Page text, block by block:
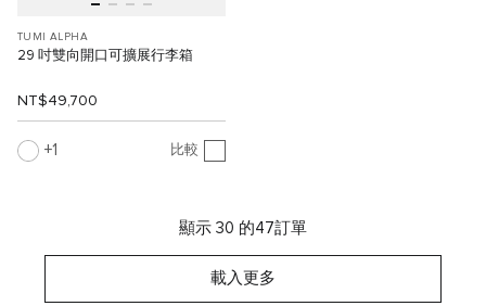
TUMI ALPHA
29 吋雙向開口可擴展行李箱
NT$49,700
1 比較
顯示 30 的47訂單
載入更多